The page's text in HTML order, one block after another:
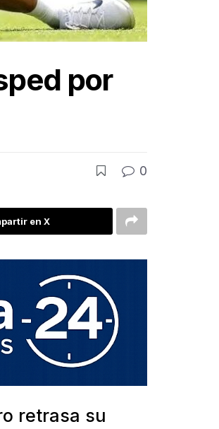
por
0
en X
retrasa su